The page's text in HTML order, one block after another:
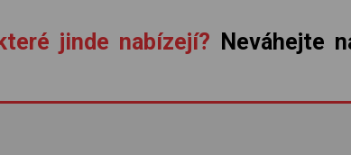
jinde nabízejí? Neváhejte